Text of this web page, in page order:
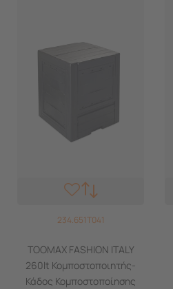
234.651T041
TOOMAX FASHION ITALY
260lt Κομποστοποιητής-
Κάδος Κομποστοποίησης